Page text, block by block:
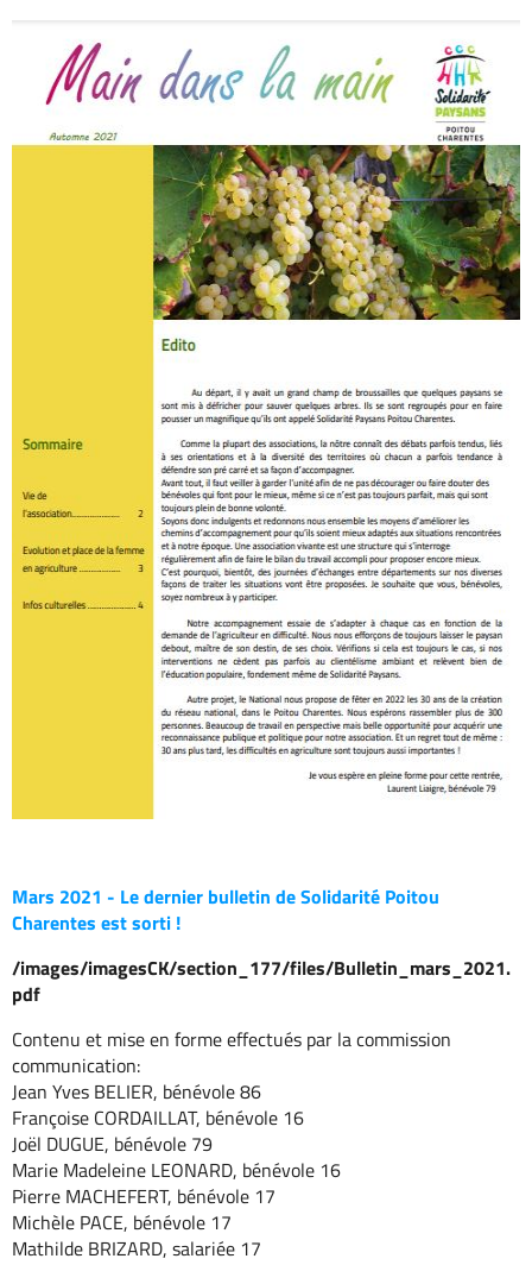
Mars 2021 - Le dernier bulletin de Solidarité Poitou
Charentes est sorti !
/images/imagesCK/section_177/files/Bulletin_mars_2021.
pdf
Contenu et mise en forme effectués par la commission
communication:
Jean Yves BELIER, bénévole 86
Françoise CORDAILLAT, bénévole 16
Joël DUGUE, bénévole 79
Marie Madeleine LEONARD, bénévole 16
Pierre MACHEFERT, bénévole 17
Michèle PACE, bénévole 17
Mathilde BRIZARD, salariée 17